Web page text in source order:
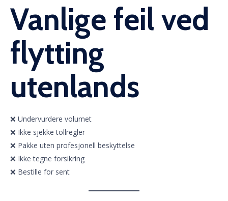
Vanlige feil ved
flytting
utenlands
❌ Undervurdere volumet
❌ Ikke sjekke tollregler
❌ Pakke uten profesjonell beskyttelse
❌ Ikke tegne forsikring
❌ Bestille for sent